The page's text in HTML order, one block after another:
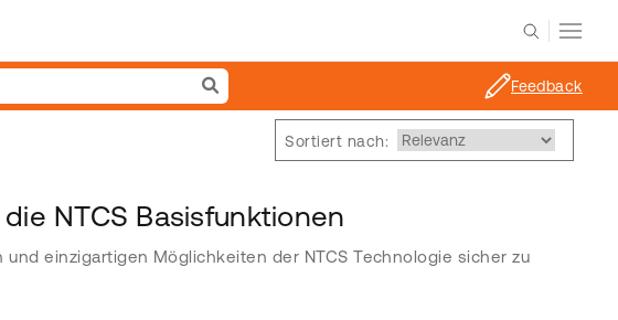
Feedback
Sortiert nach:
NTCS Basisfunktionen
einzigartigen Möglichkeiten der NTCS Technologie sicher zu